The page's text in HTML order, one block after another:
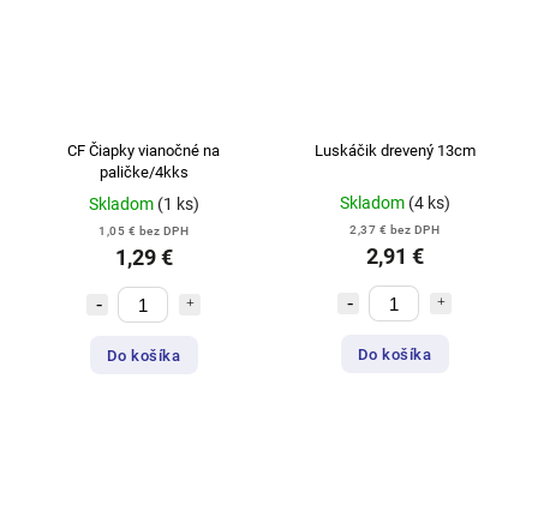
CF Čiapky vianočné na
paličke/4kks
Skladom (1 ks)
1,05 € bez DPH
1,29 €
Do košíka
Luskáčik drevený 13cm
Skladom (4 ks)
2,37 € bez DPH
2,91 €
Do košíka